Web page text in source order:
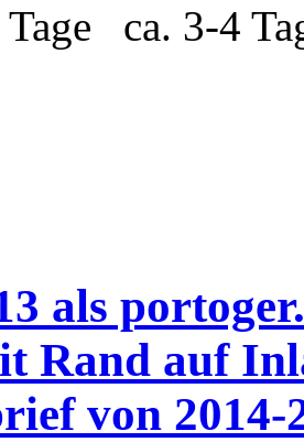
ca. 3-4
als
Rand auf
von 2014-